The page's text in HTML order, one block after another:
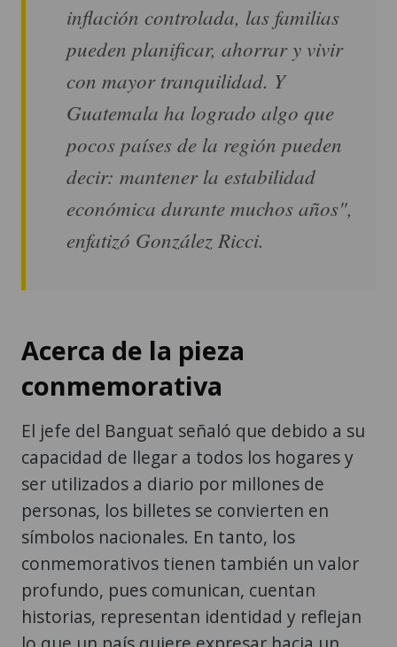
inflación controlada, las familias
pueden planificar, ahorrar y vivir
con mayor tranquilidad. Y
Guatemala ha logrado algo que
pocos países de la región pueden
decir: mantener la estabilidad
económica durante muchos años",
enfatizó González Ricci.
Acerca de la pieza
conmemorativa
El jefe del Banguat señaló que debido a su
capacidad de llegar a todos los hogares y
ser utilizados a diario por millones de
personas, los billetes se convierten en
símbolos nacionales. En tanto, los
conmemorativos tienen también un valor
profundo, pues comunican, cuentan
historias, representan identidad y reflejan